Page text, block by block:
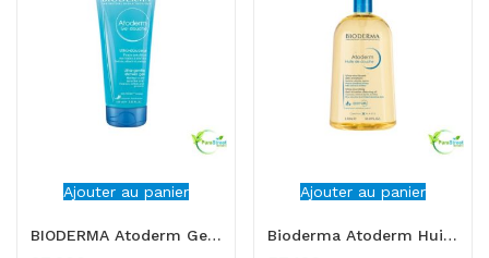
Ajouter au panier
BIODERMA Atoderm Gel Douche Ultra-douceur 200ml
Ajouter au panier
Bioderma Atoderm Huile De Douche 1L